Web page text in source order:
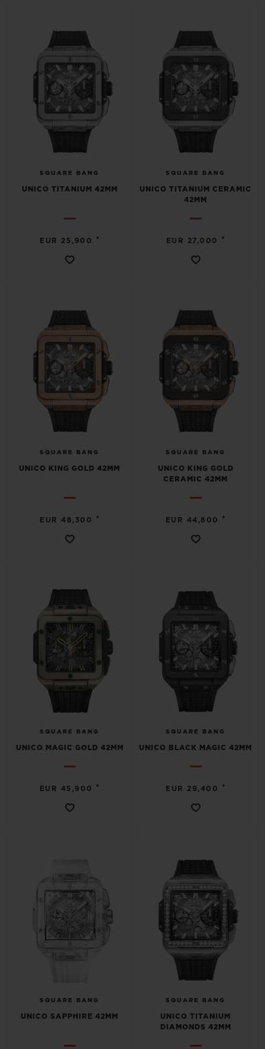
SQUARE BANG
UNICO TITANIUM 42MM
EUR 25,900 •
SQUARE BANG
UNICO TITANIUM CERAMIC
42MM
EUR 27,000 •
SQUARE BANG
UNICO KING GOLD 42MM
EUR 48,300 •
SQUARE BANG
UNICO KING GOLD
CERAMIC 42MM
EUR 44,800 •
SQUARE BANG
UNICO MAGIC GOLD 42MM
EUR 45,900 •
SQUARE BANG
UNICO BLACK MAGIC 42MM
EUR 29,400 •
SQUARE BANG
UNICO SAPPHIRE 42MM
SQUARE BANG
UNICO TITANIUM
DIAMONDS 42MM
EXKLUSIV
KONTAKT
EINE BOUTIQUE FINDEN